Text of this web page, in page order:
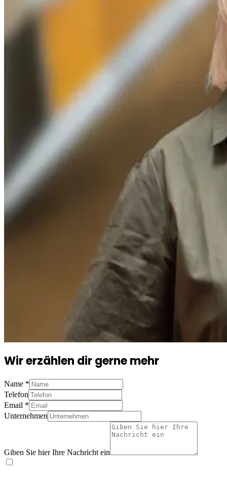
Wir erzählen dir gerne mehr
Name *
Telefon
Email *
Unternehmen
Giben Sie hier Ihre Nachricht ein